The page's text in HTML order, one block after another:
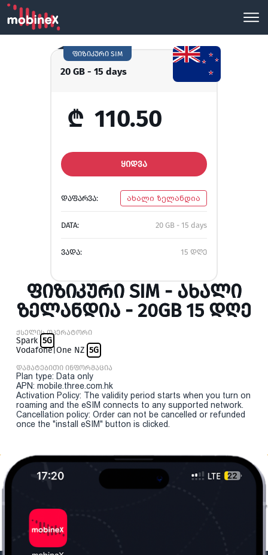
20 GB - 15 days
ფიზიკური SIM
₾ 110.50
ᲧᲘᲓᲕᲐ
ᲓᲐᲤᲐᲠᲕᲐ: ახალი ზელანდია
DATA: 20 GB - 15 days
ᲕᲐᲓᲐ: 15 დღე
ᲤᲘᲖᲘᲙᲣᲠᲘ SIM - ᲐᲮᲐᲚᲘ
ᲖᲔᲚᲐᲜᲓᲘᲐ - 20GB 15 ᲓᲦᲔ
ქსელის ოპერატორი
Spark 5G
Vodafone|One NZ 5G
დამატებითი ინფორმაცია
Plan type: Data only
APN: mobile.three.com.hk
Activation Policy: The validity period starts when you turn on
roaming and the eSIM connects to any supported network.
Cancellation policy: Order can not be cancelled or refunded
once the "install eSIM" button is clicked.